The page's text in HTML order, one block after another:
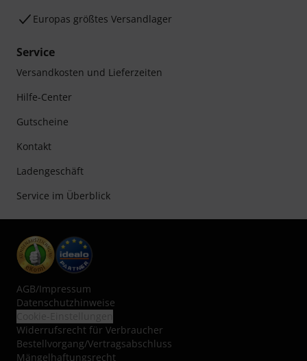
Europas größtes Versandlager
Service
Versandkosten und Lieferzeiten
Hilfe-Center
Gutscheine
Kontakt
Ladengeschäft
Service im Überblick
AGB/Impressum
Datenschutzhinweise
Widerrufsrecht für Verbraucher
Bestellvorgang/Vertragsabschluss
Mängelhaftungsrecht